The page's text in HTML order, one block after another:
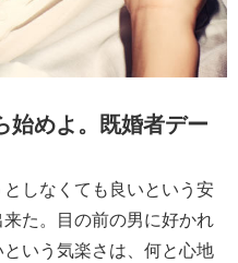
始めよ。既婚者デー
しなくても良いという安
た。目の前の男に好かれ
いう気楽さは、何と心地